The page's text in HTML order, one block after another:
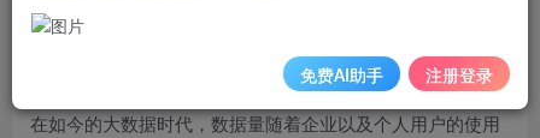
49 9
在如今的大数据时代，数据量随着企业以及个人用户的使用
免费AI助手 注册登录